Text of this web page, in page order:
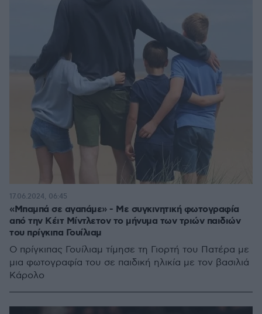
«Μπαμπά σε αγαπάμε» - Με συγκινητική φωτογραφία
από την Κέιτ Μίντλετον το μήνυμα των τριών παιδιών
του πρίγκιπα Γουίλιαμ
Ο πρίγκιπας Γουίλιαμ τίμησε τη Γιορτή του Πατέρα με
μια φωτογραφία του σε παιδική ηλικία με τον βασιλιά
Κάρολο
17.06.2024, 06:45